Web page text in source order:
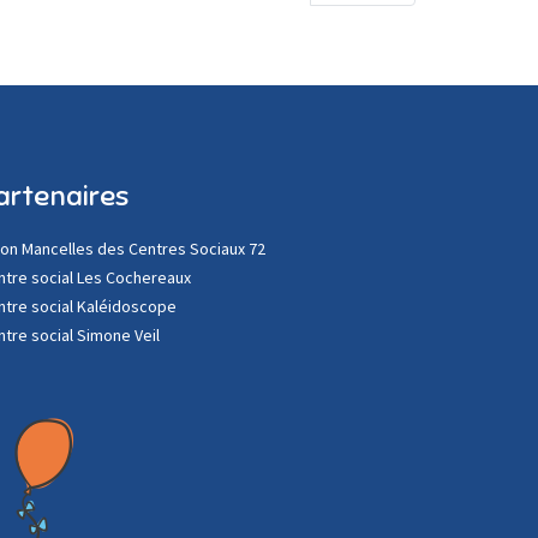
Mancelles des Centres Sociaux 72
social Les Cochereaux
social Kaléidoscope
social Simone Veil